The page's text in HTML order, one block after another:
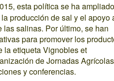
esta política se ha ampliado
producción de sal y el apoyo
salinas. Por último, se han
para promover los
la etiqueta Vignobles et
de Jornadas Agrícolas
y conferencias.